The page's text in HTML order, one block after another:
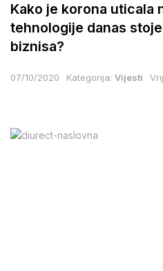
Kako je korona uticala
tehnologije danas
biznisa?
07/10/2020 Kategorija: Vijesti